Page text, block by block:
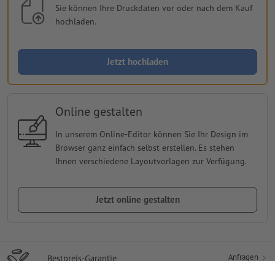
Sie können Ihre Druckdaten vor oder nach dem Kauf
hochladen.
Jetzt hochladen
Online gestalten
In unserem Online-Editor können Sie Ihr Design im
Browser ganz einfach selbst erstellen. Es stehen
Ihnen verschiedene Layoutvorlagen zur Verfügung.
Jetzt online gestalten
Bestpreis-Garantie Anfragen